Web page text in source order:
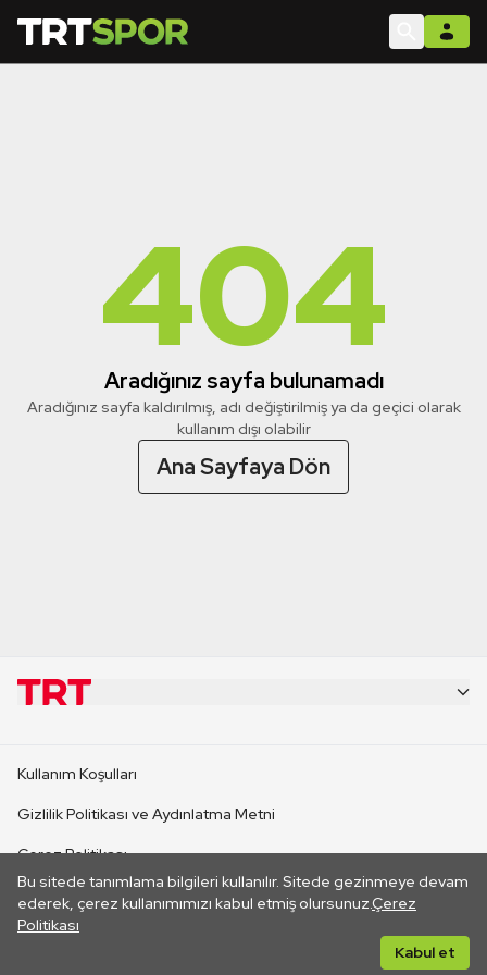
404
Aradığınız sayfa bulunamadı
Aradığınız sayfa kaldırılmış, adı değiştirilmiş ya da geçici olarak
kullanım dışı olabilir
Ana Sayfaya Dön
Bu sitede tanımlama bilgileri kullanılır. Sitede gezinmeye devam
ederek, çerez kullanımımızı kabul etmiş olursunuz.Çerez
Politikası
Kabul et
CANLI YAYINLAR
Kullanım Koşulları
Gizlilik Politikası ve Aydınlatma Metni
Çerez Politikası
İletişim
Her hakkı saklıdır. ©2026 TRT. Bağlantı yoluyla gidilen dış